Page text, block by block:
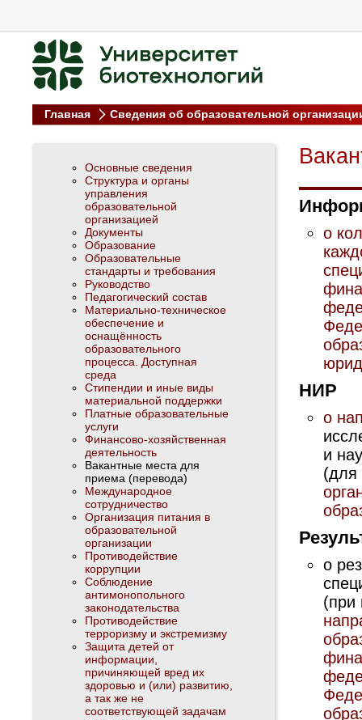
Главная Сведения об образовательной
Основные сведения
Структура и органы
управления
образовательной
организацией
Документы
Образование
Образовательные
стандарты и требования
Руководство
Педагогический состав
Материально-техническое
обеспечение и
оснащённость
образовательного
процесса. Доступная
среда
Стипендии и иные виды
материальной поддержки
Платные образовательные
услуги
Финансово-хозяйственная
деятельность
Вакантные места для
приема (перевода)
Международное
сотрудничество
Организация питания в
образовательной
организации
Противодействие
коррупции
Соблюдение
антимонопольного
законодательства
Противодействие
терроризму и экстремизму
Защита детей от
информации,
причиняющей вред их
здоровью и (или) развитию,
а так же не
соответствующей задачам
о
НИР
о
и
(для
о
(при